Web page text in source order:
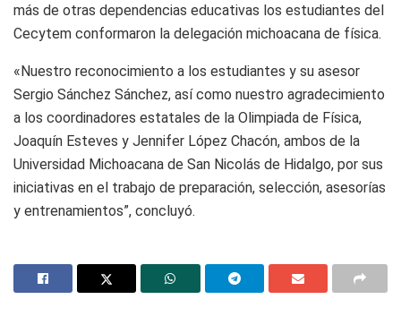
más de otras dependencias educativas los estudiantes del
Cecytem conformaron la delegación michoacana de física.
«Nuestro reconocimiento a los estudiantes y su asesor
Sergio Sánchez Sánchez, así como nuestro agradecimiento
a los coordinadores estatales de la Olimpiada de Física,
Joaquín Esteves y Jennifer López Chacón, ambos de la
Universidad Michoacana de San Nicolás de Hidalgo, por sus
iniciativas en el trabajo de preparación, selección, asesorías
y entrenamientos”, concluyó.